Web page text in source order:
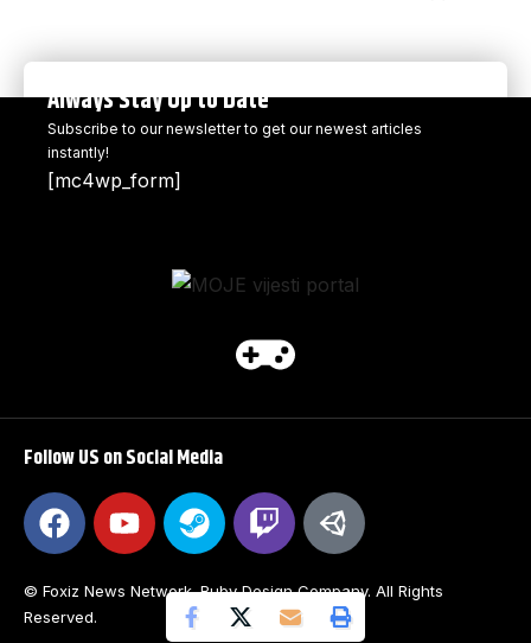
Always Stay Up to Date
Subscribe to our newsletter to get our newest articles
instantly!
[mc4wp_form]
Follow US on Social Media
© Foxiz News Network. Ruby Design Company. All Rights
Reserved.